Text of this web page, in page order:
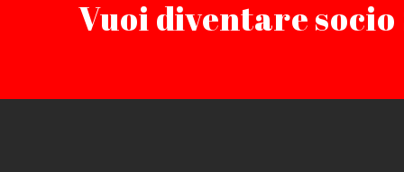
Vuoi diventare socio